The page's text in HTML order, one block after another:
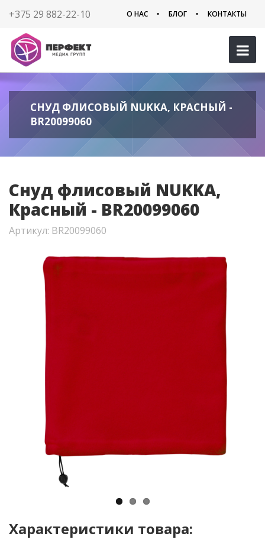
+375 29 882-22-10 О НАС БЛОГ КОНТАКТЫ
СНУД ФЛИСОВЫЙ NUKKA, КРАСНЫЙ -
BR20099060
Снуд флисовый NUKKA,
Красный - BR20099060
Артикул: BR20099060
Характеристики товара: